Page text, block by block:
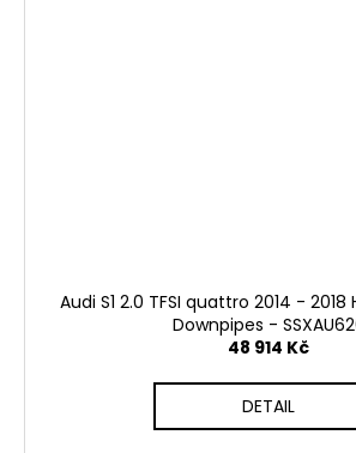
Audi S1 2.0 TFSI quattro 2014 - 2018
Downpipes -
48 914 Kč
DETAIL